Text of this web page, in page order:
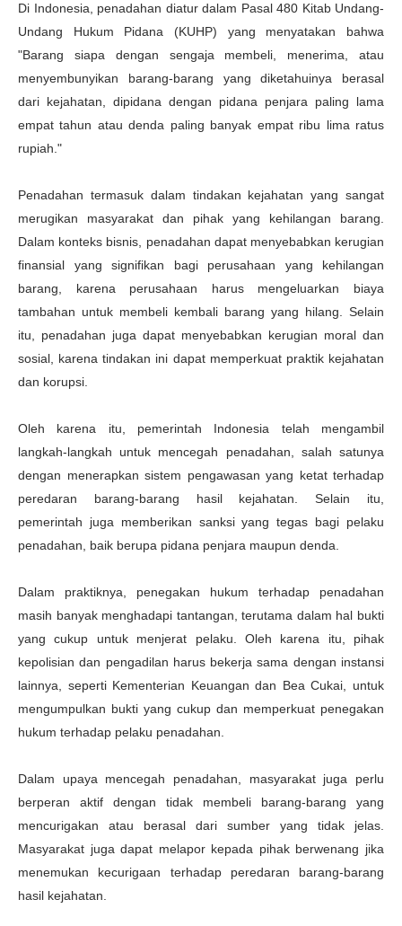
Di Indonesia, penadahan diatur dalam Pasal 480 Kitab Undang-
Undang Hukum Pidana (KUHP) yang menyatakan bahwa
"Barang siapa dengan sengaja membeli, menerima, atau
menyembunyikan barang-barang yang diketahuinya berasal
dari kejahatan, dipidana dengan pidana penjara paling lama
empat tahun atau denda paling banyak empat ribu lima ratus
rupiah."
Penadahan termasuk dalam tindakan kejahatan yang sangat
merugikan masyarakat dan pihak yang kehilangan barang.
Dalam konteks bisnis, penadahan dapat menyebabkan kerugian
finansial yang signifikan bagi perusahaan yang kehilangan
barang, karena perusahaan harus mengeluarkan biaya
tambahan untuk membeli kembali barang yang hilang. Selain
itu, penadahan juga dapat menyebabkan kerugian moral dan
sosial, karena tindakan ini dapat memperkuat praktik kejahatan
dan korupsi.
Oleh karena itu, pemerintah Indonesia telah mengambil
langkah-langkah untuk mencegah penadahan, salah satunya
dengan menerapkan sistem pengawasan yang ketat terhadap
peredaran barang-barang hasil kejahatan. Selain itu,
pemerintah juga memberikan sanksi yang tegas bagi pelaku
penadahan, baik berupa pidana penjara maupun denda.
Dalam praktiknya, penegakan hukum terhadap penadahan
masih banyak menghadapi tantangan, terutama dalam hal bukti
yang cukup untuk menjerat pelaku. Oleh karena itu, pihak
kepolisian dan pengadilan harus bekerja sama dengan instansi
lainnya, seperti Kementerian Keuangan dan Bea Cukai, untuk
mengumpulkan bukti yang cukup dan memperkuat penegakan
hukum terhadap pelaku penadahan.
Dalam upaya mencegah penadahan, masyarakat juga perlu
berperan aktif dengan tidak membeli barang-barang yang
mencurigakan atau berasal dari sumber yang tidak jelas.
Masyarakat juga dapat melapor kepada pihak berwenang jika
menemukan kecurigaan terhadap peredaran barang-barang
hasil kejahatan.